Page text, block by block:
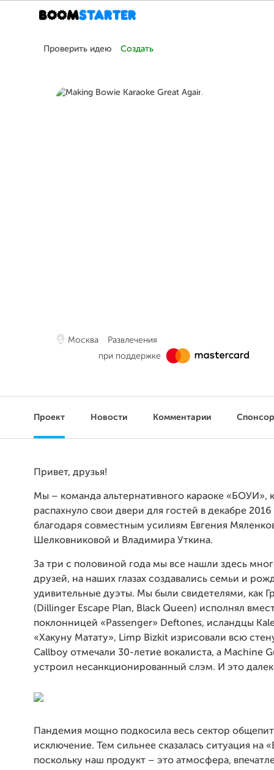
Проверить идею Создать
Москва
Развлечения
при поддержке
Проект Новости Комментарии
Привет, друзья!
Мы – команда альтернативного караоке «БОУИ»,
распахнуло свои двери для гостей в декабре 2016
благодаря совместным усилиям Евгения
Шелковниковой и Владимира Уткина.
За три с половиной года мы все нашли здесь
друзей, на наших глазах создавались семьи и
удивительные дуэты. Мы были свидетелями, как
(Dillinger Escape Plan, Black Queen) исполнял
поклонницей «Passenger» Deftones, исландцы
«Хакуну Матату», Limp Bizkit изрисовали всю
Callboy отмечали 30-летие вокалиста, а Machine
устроил несанкционированный слэм. И это
Пандемия мощно подкосила весь сектор
исключение. Тем сильнее сказалась ситуация на
поскольку наш продукт – это атмосфера,